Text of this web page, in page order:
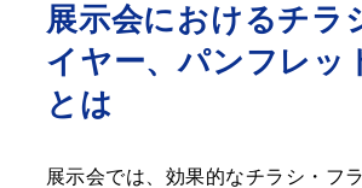
展示会におけるチラ
イヤー、パンフレッ
とは
展示会では、効果的なチラシ・フ